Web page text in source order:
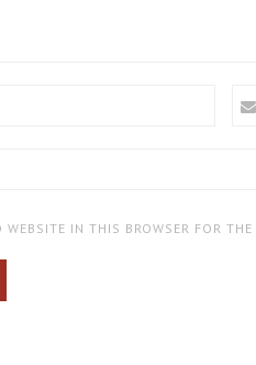
WEBSITE IN THIS BROWSER FOR